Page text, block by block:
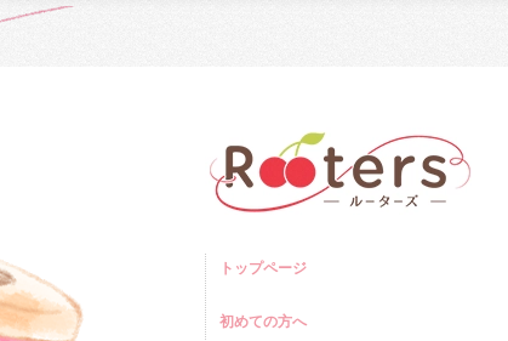
トップページ
初めての方へ